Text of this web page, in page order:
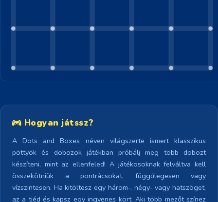
Hogyan játssz?
A Dots and Boxes néven világszerte ismert klasszikus
pöttyök és dobozok játékban próbálj meg több dobozt
készíteni, mint az ellenfeled! A játékosoknak felváltva kell
összekötniük a pontrácsokat, függőlegesen vagy
vízszintesen. Ha kitöltesz egy három-, négy- vagy hatszöget,
az a tiéd és kapsz egy ingyenes kört. Aki több mezőt színez